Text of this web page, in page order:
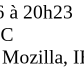
à 20h23